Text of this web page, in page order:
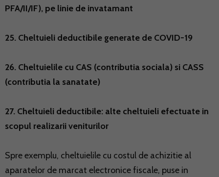
PFA/II/IF), pe linie de invatamant
25. Cheltuieli deductibile generate de COVID-19
26. Cheltuielile cu CAS (contributia sociala) si CASS
(contributia la sanatate)
27. Cheltuieli deductibile: alte cheltuieli efectuate in
scopul realizarii veniturilor
Spre exemplu, cheltuielile cu costul de achizitie al
aparatelor de marcat electronice fiscale, puse in